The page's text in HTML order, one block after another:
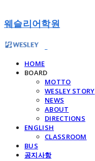
웨슬리어학원
HOME
BOARD
MOTTO
WESLEY STORY
NEWS
ABOUT
DIRECTIONS
ENGLISH
CLASSROOM
BUS
공지사항